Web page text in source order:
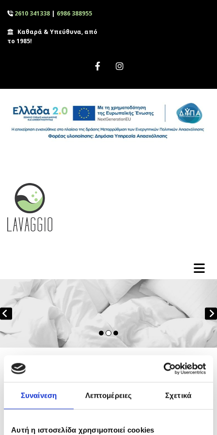
Συναίνεση Λεπτομέρειες Σχετικά
Αυτή η ιστοσελίδα χρησιμοποιεί cookies
 2610 341338 | 6986 388955
Καθαρά & Υπεύθυνα, από
το 1985!
ΕΠΙΚΟΙΝΩΝΙΑ